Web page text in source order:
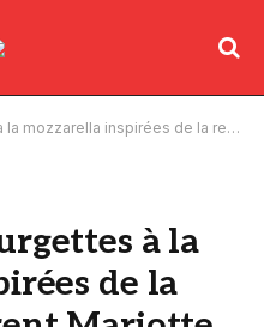
inspirées de la recette de Laurent Mariotte
à la
de la